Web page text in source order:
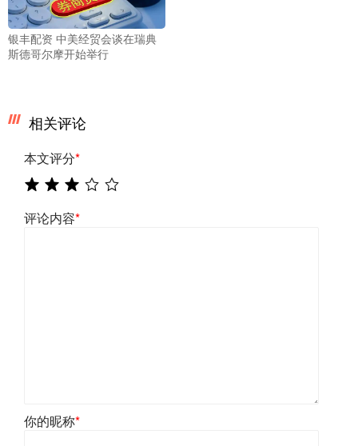
银丰配资 中美经贸会谈在瑞典
斯德哥尔摩开始举行
相关评论
本文评分*
评论内容*
你的昵称*